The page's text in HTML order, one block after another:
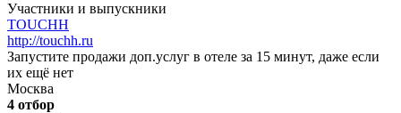
Участники и выпускники
TOUCHH
http://touchh.ru
Запустите продажи доп.услуг в отеле за 15 минут, даже если
их ещё нет
Москва
4 отбор